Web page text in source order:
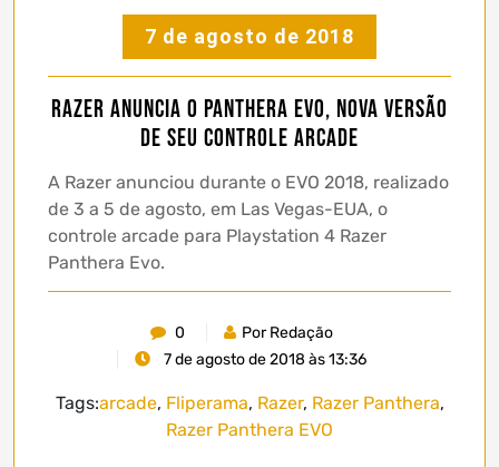
7 de agosto de 2018
Razer anuncia o Panthera EVO, nova versão
de seu controle Arcade
A Razer anunciou durante o EVO 2018, realizado
de 3 a 5 de agosto, em Las Vegas-EUA, o
controle arcade para Playstation 4 Razer
Panthera Evo.
0
Por Redação
7 de agosto de 2018 às 13:36
Tags:arcade, Fliperama, Razer, Razer Panthera,
Razer Panthera EVO